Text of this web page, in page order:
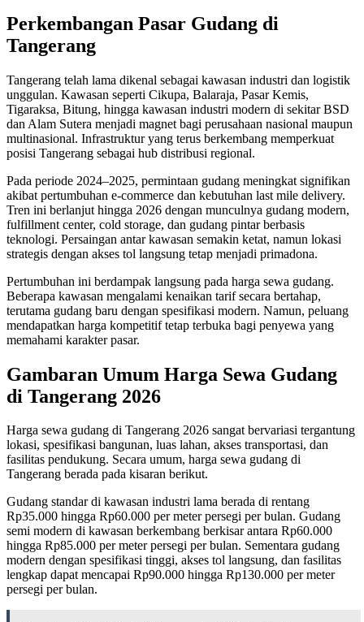
Perkembangan Pasar Gudang di
Tangerang
Tangerang telah lama dikenal sebagai kawasan industri dan logistik
unggulan. Kawasan seperti Cikupa, Balaraja, Pasar Kemis,
Tigaraksa, Bitung, hingga kawasan industri modern di sekitar BSD
dan Alam Sutera menjadi magnet bagi perusahaan nasional maupun
multinasional. Infrastruktur yang terus berkembang memperkuat
posisi Tangerang sebagai hub distribusi regional.
Pada periode 2024–2025, permintaan gudang meningkat signifikan
akibat pertumbuhan e-commerce dan kebutuhan last mile delivery.
Tren ini berlanjut hingga 2026 dengan munculnya gudang modern,
fulfillment center, cold storage, dan gudang pintar berbasis
teknologi. Persaingan antar kawasan semakin ketat, namun lokasi
strategis dengan akses tol langsung tetap menjadi primadona.
Pertumbuhan ini berdampak langsung pada harga sewa gudang.
Beberapa kawasan mengalami kenaikan tarif secara bertahap,
terutama gudang baru dengan spesifikasi modern. Namun, peluang
mendapatkan harga kompetitif tetap terbuka bagi penyewa yang
memahami karakter pasar.
Gambaran Umum Harga Sewa Gudang
di Tangerang 2026
Harga sewa gudang di Tangerang 2026 sangat bervariasi tergantung
lokasi, spesifikasi bangunan, luas lahan, akses transportasi, dan
fasilitas pendukung. Secara umum, harga sewa gudang di
Tangerang berada pada kisaran berikut.
Gudang standar di kawasan industri lama berada di rentang
Rp35.000 hingga Rp60.000 per meter persegi per bulan. Gudang
semi modern di kawasan berkembang berkisar antara Rp60.000
hingga Rp85.000 per meter persegi per bulan. Sementara gudang
modern dengan spesifikasi tinggi, akses tol langsung, dan fasilitas
lengkap dapat mencapai Rp90.000 hingga Rp130.000 per meter
persegi per bulan.